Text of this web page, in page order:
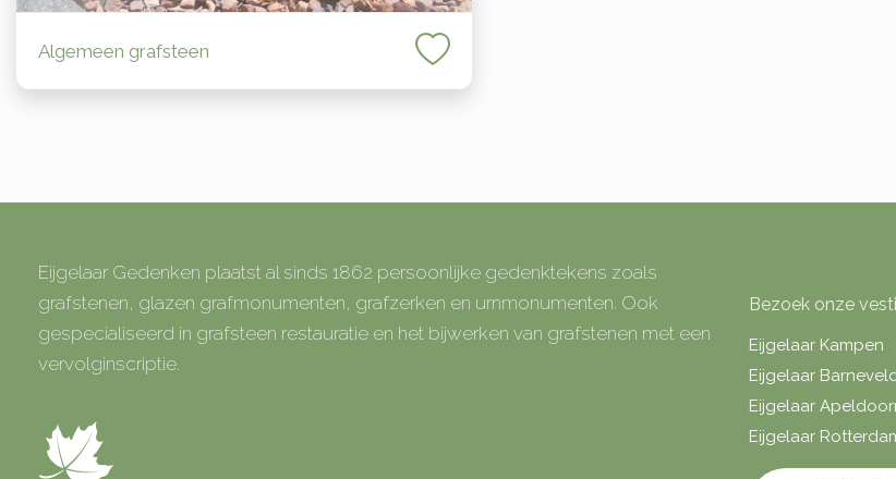
Algemeen grafsteen
Eijgelaar Gedenken plaatst al sinds 1862 persoonlijke gedenktekens zoals
grafstenen, glazen grafmonumenten, grafzerken en urnmonumenten. Ook
gespecialiseerd in grafsteen restauratie en het bijwerken van grafstenen met een
vervolginscriptie.
Bezoek onze
Eijgelaar Kampen
Eijgelaar
Eijgelaar
Eijgelaar